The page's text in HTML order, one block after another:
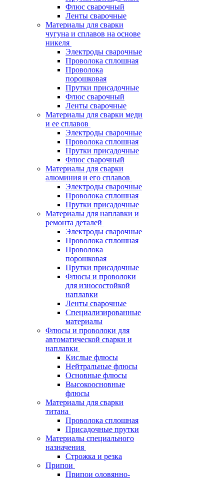
Флюс сварочный
Ленты сварочные
Материалы для сварки
чугуна и сплавов на основе
никеля
Электроды сварочные
Проволока сплошная
Проволока
порошковая
Прутки присадочные
Флюс сварочный
Ленты сварочные
Материалы для сварки меди
и ее сплавов
Электроды сварочные
Проволока сплошная
Прутки присадочные
Флюс сварочный
Материалы для сварки
алюминия и его сплавов
Электроды сварочные
Проволока сплошная
Прутки присадочные
Материалы для наплавки и
ремонта деталей
Электроды сварочные
Проволока сплошная
Проволока
порошковая
Прутки присадочные
Флюсы и проволоки
для износостойкой
наплавки
Ленты сварочные
Специализированные
материалы
Флюсы и проволоки для
автоматической сварки и
наплавки
Кислые флюсы
Нейтральные флюсы
Основные флюсы
Высокоосновные
флюсы
Материалы для сварки
титана
Проволока сплошная
Присадочные прутки
Материалы специального
назначения
Строжка и резка
Припои
Припои оловянно-